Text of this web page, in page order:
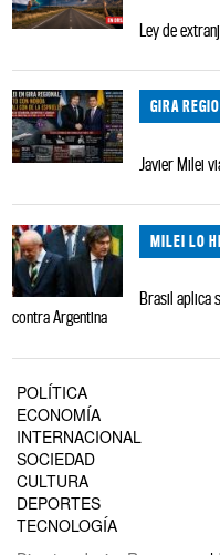
Ley de
GIRA
Javier Milei
MILEI LO
Brasil aplica
contra Argentina
POLÍTICA
ECONOMÍA
INTERNACIONAL
SOCIEDAD
CULTURA
DEPORTES
TECNOLOGÍA